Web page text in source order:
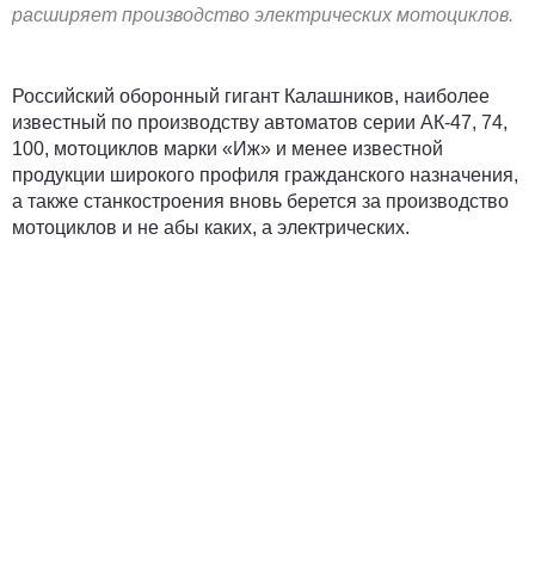
расширяет производство электрических мотоциклов.
Российский оборонный гигант Калашников, наиболее
известный по производству автоматов серии АК-47, 74,
100, мотоциклов марки «Иж» и менее известной
продукции широкого профиля гражданского назначения,
а также станкостроения вновь берется за производство
мотоциклов и не абы каких, а электрических.